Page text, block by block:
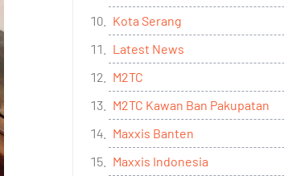
Kota Serang
Latest News
M2TC
M2TC Kawan Ban Pakupatan
Maxxis Banten
Maxxis Indonesia